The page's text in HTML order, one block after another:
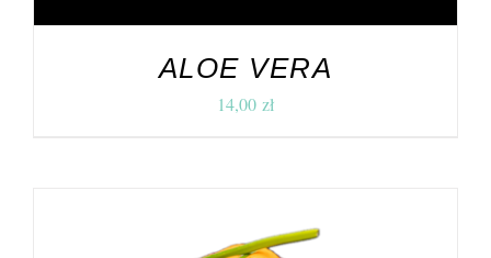
ALOE VERA
14,00 zł